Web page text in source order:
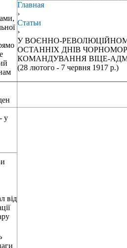
у
від
Главная
›
Статьи
›
У ВОЄННО-
ОСТАННІХ ДНІВ
КОМАНДУВАННЯ ВІЦЕ-
(28 лютого - 7 червня 1917 р.)